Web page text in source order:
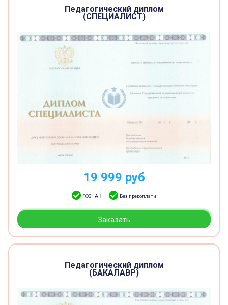
Педагогический диплом
(СПЕЦИАЛИСТ)
19 999 руб
ГОЗНАК Без предоплати
Заказать
Педагогический диплом
(БАКАЛАВР)